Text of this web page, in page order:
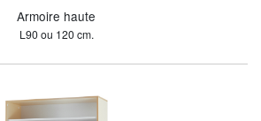
Armoire haute
L90 ou 120 cm.